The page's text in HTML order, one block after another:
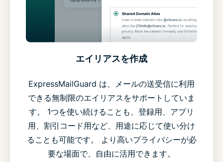
エイリアスを作成
ExpressMailGuard は、メールの送受信に利用
できる無制限のエイリアスをサポートしていま
す。 1つを使い続けることも、登録用、アプリ
用、割引コード用など、用途に応じて使い分け
ることも可能です。 より高いプライバシーが必
要な場面で、自由に活用できます。